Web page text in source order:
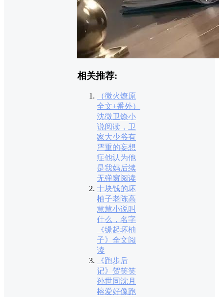
相关推荐:
（微火燎原
全文+番外）
沈微卫燎小
说阅读，卫
家大少爷有
严重的妄想
症他认为他
是我妈后续
无弹窗阅读
十块钱的坏
柚子老陈高
慧慧小说叫
什么，名字
《缘起坏柚
子》全文阅
读
《跑步后
记》贺笑笑
孙世同沈月
榕爱好像跑